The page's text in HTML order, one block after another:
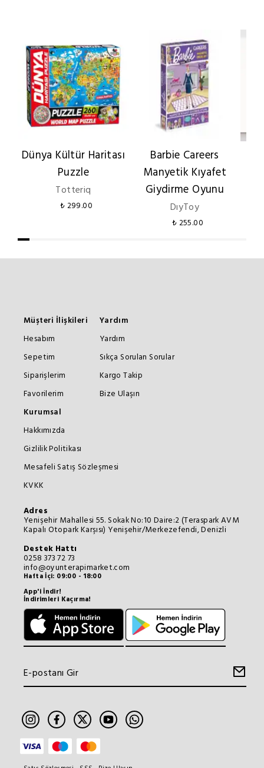
Dünya Kültür Haritası
Puzzle
Totteriq
₺ 299.00
Barbie Careers
Manyetik Kıyafet
Giydirme Oyunu
DıyToy
₺ 255.00
Müşteri İlişkileri
Hesabım
Sepetim
Siparişlerim
Favorilerim
Yardım
Yardım
Sıkça Sorulan Sorular
Kargo Takip
Bize Ulaşın
Kurumsal
Hakkımızda
Gizlilik Politikası
Mesafeli Satış Sözleşmesi
KVKK
Adres
Yenişehir Mahallesi 55. Sokak No:10 Daire:2 (Teraspark AVM
Kapalı Otopark Karşısı) Yenişehir/Merkezefendi, Denizli
Destek Hattı
0258 373 72 73
info@oyunterapimarket.com
Hafta İçi: 09:00 - 18:00
App'i İndir!
İndirimleri Kaçırma!